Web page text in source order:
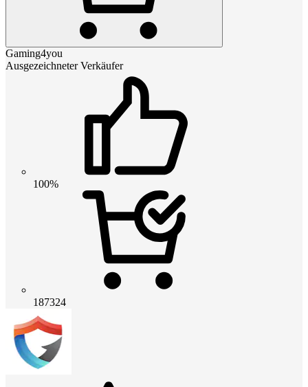
Gaming4you
Ausgezeichneter Verkäufer
100%
187324